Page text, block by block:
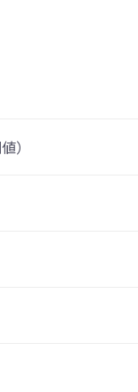
）